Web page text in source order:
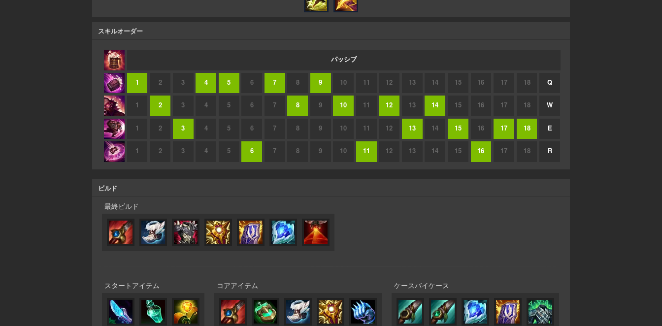
スキルオーダー
パッシブ
1 2 3 4 5 6 7 8 9 10 11 12 13 14 15 16 17 18 Q
1 2 3 4 5 6 7 8 9 10 11 12 13 14 15 16 17 18 W
1 2 3 4 5 6 7 8 9 10 11 12 13 14 15 16 17 18 E
1 2 3 4 5 6 7 8 9 10 11 12 13 14 15 16 17 18 R
ビルド
最終ビルド
スタートアイテム コアアイテム ケースバイケース